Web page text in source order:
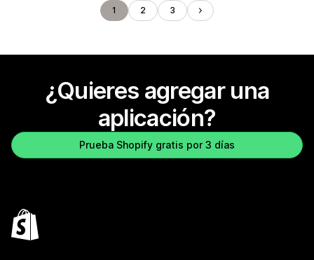
1 2 3
¿Quieres agregar una
aplicación?
Prueba Shopify gratis por 3 días